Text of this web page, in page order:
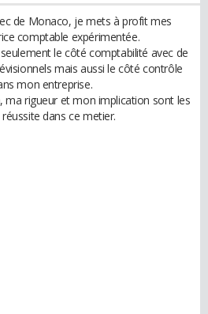
de Monaco, je mets à profit mes
comptable expérimentée.
le côté comptabilité avec de
mais aussi le côté contrôle
mon entreprise.
ma rigueur et mon implication sont les
dans ce metier.